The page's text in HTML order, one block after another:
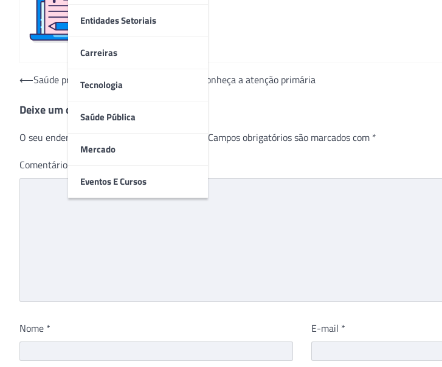
Entidades Setoriais
Carreiras
Tecnologia
Saúde Pública
Mercado
Eventos E Cursos
Navegação
Post
⟵Saúde preventiva que pode salvar vidas: Conheça a atenção primária
Deixe um comentário
O seu endereço de e-mail não será publicado. Campos obrigatórios são marcados com *
Comentário
Nome * E-mail *